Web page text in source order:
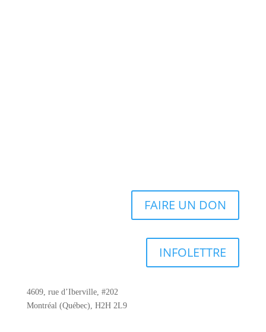
FAIRE UN DON
INFOLETTRE
4609, rue d’Iberville, #202
Montréal (Québec), H2H 2L9